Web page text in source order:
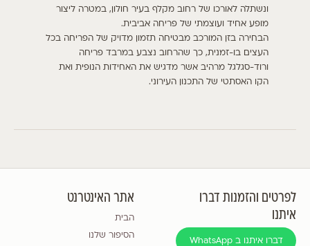
ונשתלה לאורכו של רחוב מקלף בעיר חולון, במטרה ליצור
מופע אחיד ועוצמתי של פריחה אביבית.
הבחירה בזן המורכב מבטיחה תזמון מדויק של הפריחה בכל
העצים בו-זמנית, כך שהרחוב נצבע במרבד פריחה
ורוד-סגלגל מרהיב אשר מדגיש את האחידות הנופית ואת
הקו האסתטי של התכנון העירוני.
לפרטים והזמנות דברו
איתנו
דברו איתנו ב WhatsApp
אתר האינטרנט
הבית
הסיפור שלנו